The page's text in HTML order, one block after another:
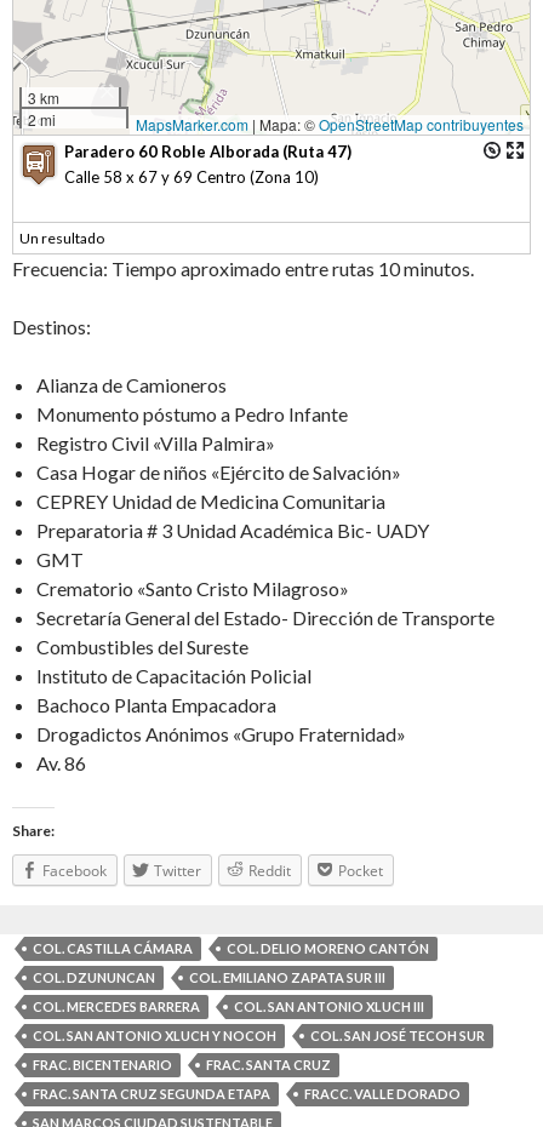
3 km
2 mi
MapsMarker.com | Mapa: ©OpenStreetMap contribuyentes
Paradero 60 Roble Alborada (Ruta 47)
Calle 58 x 67 y 69 Centro (Zona 10)
Un resultado
Frecuencia: Tiempo aproximado entre rutas 10 minutos.
Destinos:
Alianza de Camioneros
Monumento póstumo a Pedro Infante
Registro Civil «Villa Palmira»
Casa Hogar de niños «Ejército de Salvación»
CEPREY Unidad de Medicina Comunitaria
Preparatoria # 3 Unidad Académica Bic- UADY
GMT
Crematorio «Santo Cristo Milagroso»
Secretaría General del Estado- Dirección de Transporte
Combustibles del Sureste
Instituto de Capacitación Policial
Bachoco Planta Empacadora
Drogadictos Anónimos «Grupo Fraternidad»
Av. 86
Share:
Facebook Twitter Reddit Pocket
COL. CASTILLA CÁMARA
COL. DELIO MORENO CANTÓN
COL. DZUNUNCAN
COL. EMILIANO ZAPATA SUR III
COL. MERCEDES BARRERA
COL. SAN ANTONIO XLUCH III
COL. SAN ANTONIO XLUCH Y NOCOH
COL. SAN JOSÉ TECOH SUR
FRAC. BICENTENARIO
FRAC. SANTA CRUZ
FRAC. SANTA CRUZ SEGUNDA ETAPA
FRACC. VALLE DORADO
SAN MARCOS CIUDAD SUSTENTABLE